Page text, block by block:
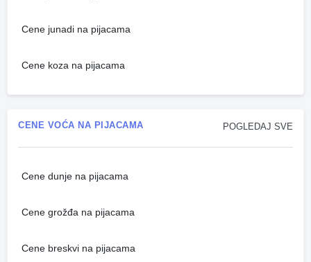
Cene junadi na pijacama
Cene koza na pijacama
POGLEDAJ SVE
CENE VOĆA NA PIJACAMA
Cene dunje na pijacama
Cene grožđa na pijacama
Cene breskvi na pijacama